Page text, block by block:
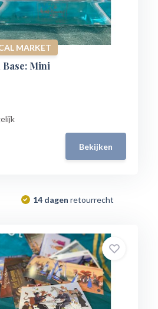
MARKET
Base: Mini
Bekijken
14 dagen retourrecht